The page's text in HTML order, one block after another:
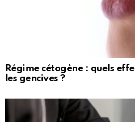
Régime cétogène : quels
les gencives ?